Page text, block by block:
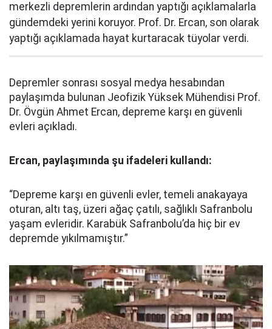
merkezli depremlerin ardından yaptığı açıklamalarla
gündemdeki yerini koruyor. Prof. Dr. Ercan, son olarak
yaptığı açıklamada hayat kurtaracak tüyolar verdi.
Depremler sonrası sosyal medya hesabından
paylaşımda bulunan Jeofizik Yüksek Mühendisi Prof.
Dr. Övgün Ahmet Ercan, depreme karşı en güvenli
evleri açıkladı.
Ercan, paylaşımında şu ifadeleri kullandı:
“Depreme karşı en güvenli evler, temeli anakayaya
oturan, altı taş, üzeri ağaç çatılı, sağlıklı Safranbolu
yaşam evleridir. Karabük Safranbolu’da hiç bir ev
depremde yıkılmamıştır.”